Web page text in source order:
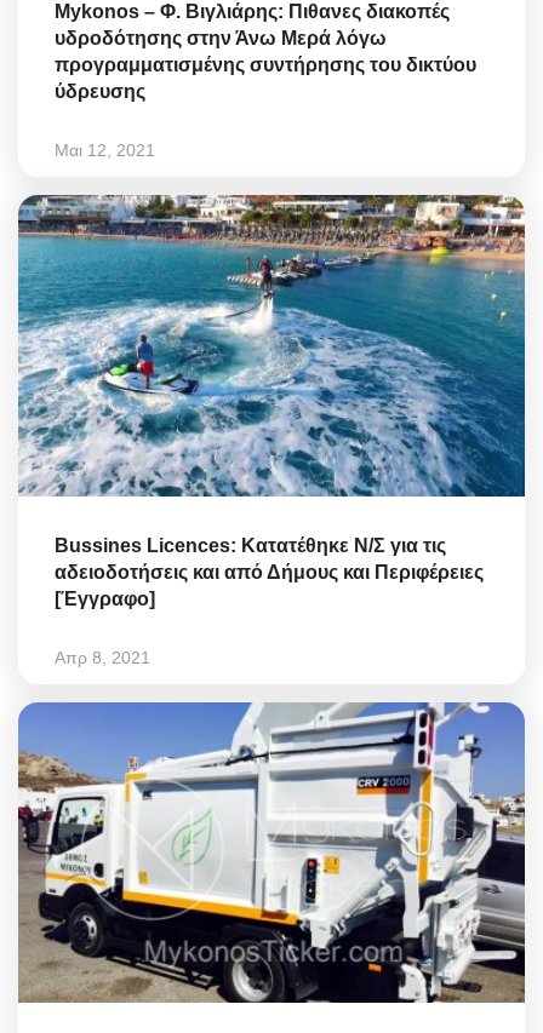
Mykonos – Φ. Βιγλιάρης: Πιθανες διακοπές
υδροδότησης στην Άνω Μερά λόγω
προγραμματισμένης συντήρησης του δικτύου
ύδρευσης
Μαι 12, 2021
Bussines Licences: Κατατέθηκε Ν/Σ για τις
αδειοδοτήσεις και από Δήμους και Περιφέρειες
[Έγγραφο]
Απρ 8, 2021